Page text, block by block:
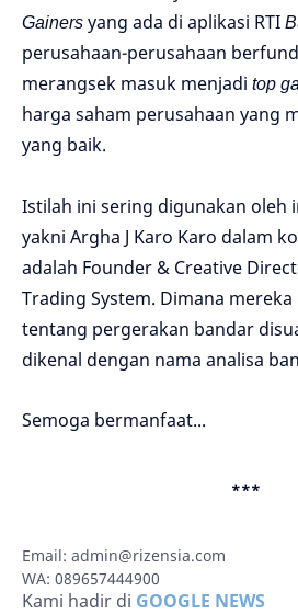
Gainersyang ada di aplikasi RTI
perusahaan-perusahaan
merangsek masuk menjadi top
harga saham perusahaan yang
yang baik.
Istilah ini sering digunakan oleh
yakni Argha J Karo Karo dalam
adalah Founder & Creative
Trading System. Dimana
tentang pergerakan bandar
dikenal dengan nama analisa
Semoga bermanfaat...
***
Email: admin@rizensia.com
WA: 089657444900
Kami hadir di GOOGLE NEWS